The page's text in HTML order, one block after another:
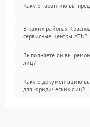
Какую гарантию вы
В каких районах
сервисные центры ATN?
Выполняете ли вы
лиц?
Какую документацию вы
для юридических лиц?